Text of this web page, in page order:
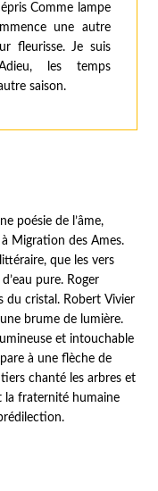
Comme lampe
une autre
fleurisse. Je suis
les temps
saison.
poésie de l’âme,
Migration des Ames.
, que les vers
pure. Roger
du cristal. Robert Vivier
brume de lumière.
et intouchable
à une flèche de
chanté les arbres et
la fraternité humaine